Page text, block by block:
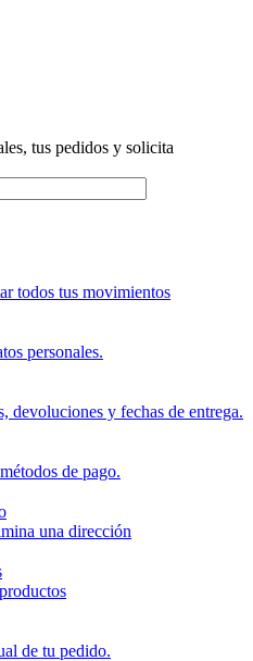
tus pedidos y solicita
todos tus movimientos
personales.
devoluciones y fechas de entrega.
de pago.
una dirección
de tu pedido.